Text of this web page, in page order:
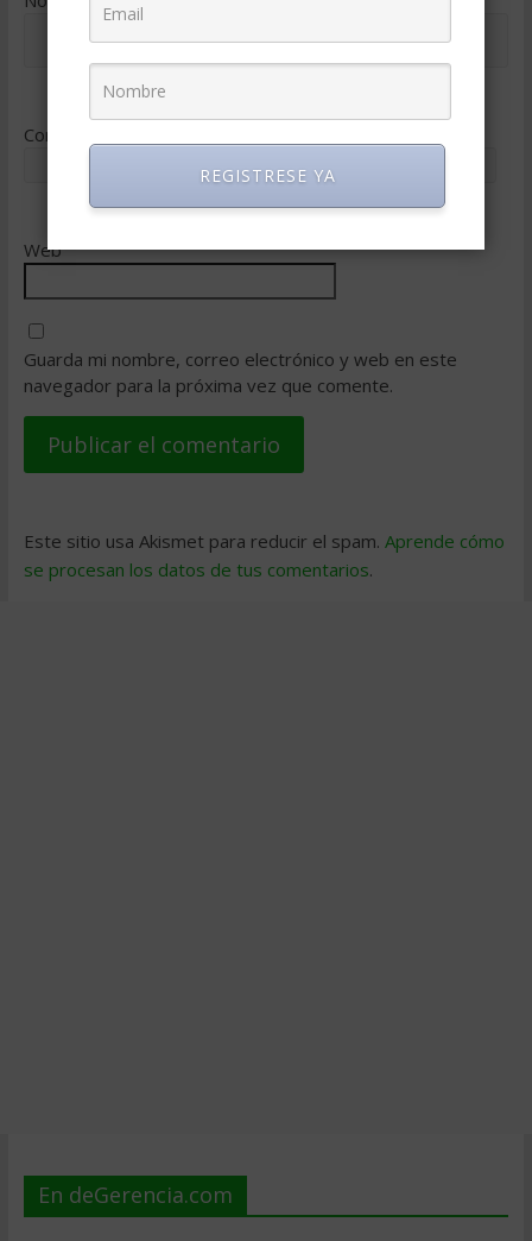
Correo electrónico
Web
Guarda mi nombre, correo electrónico y web en este
navegador para la próxima vez que comente.
Este sitio usa Akismet para reducir el spam. Aprende cómo
se procesan los datos de tus comentarios.
En deGerencia.com
REGISTRESE YA